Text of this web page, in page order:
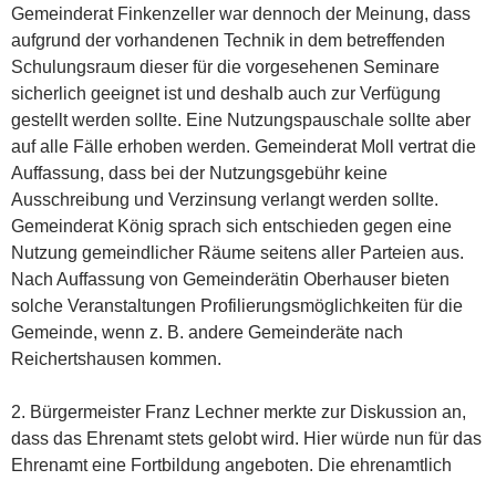
Gemeinderat Finkenzeller war dennoch der Meinung, dass
aufgrund der vorhandenen Technik in dem betreffenden
Schulungsraum dieser für die vorgesehenen Seminare
sicherlich geeignet ist und deshalb auch zur Verfügung
gestellt werden sollte. Eine Nutzungspauschale sollte aber
auf alle Fälle erhoben werden. Gemeinderat Moll vertrat die
Auffassung, dass bei der Nutzungsgebühr keine
Ausschreibung und Verzinsung verlangt werden sollte.
Gemeinderat König sprach sich entschieden gegen eine
Nutzung gemeindlicher Räume seitens aller Parteien aus.
Nach Auffassung von Gemeinderätin Oberhauser bieten
solche Veranstaltungen Profilierungsmöglichkeiten für die
Gemeinde, wenn z. B. andere Gemeinderäte nach
Reichertshausen kommen.
2. Bürgermeister Franz Lechner merkte zur Diskussion an,
dass das Ehrenamt stets gelobt wird. Hier würde nun für das
Ehrenamt eine Fortbildung angeboten. Die ehrenamtlich